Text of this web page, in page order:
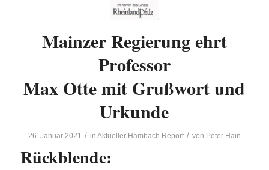
Mainzer Regierung ehrt
Professor
Max Otte mit Grußwort und
Urkunde
26. Januar 2021 / in Aktueller Hambach Report / von Peter Hain
Rückblende: